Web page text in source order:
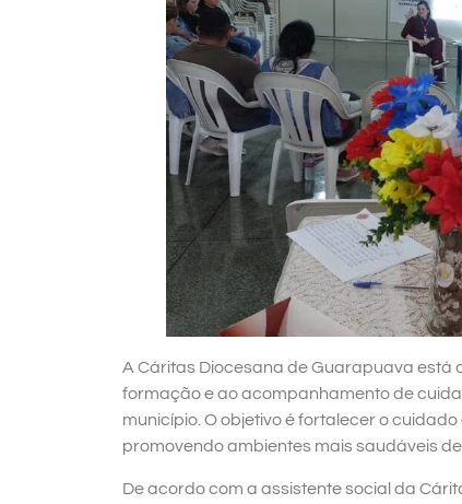
A Cáritas Diocesana de Guarapuava está
formação e ao acompanhamento de
município. O objetivo é fortalecer o
promovendo ambientes mais saudáveis
De acordo com a assistente social da